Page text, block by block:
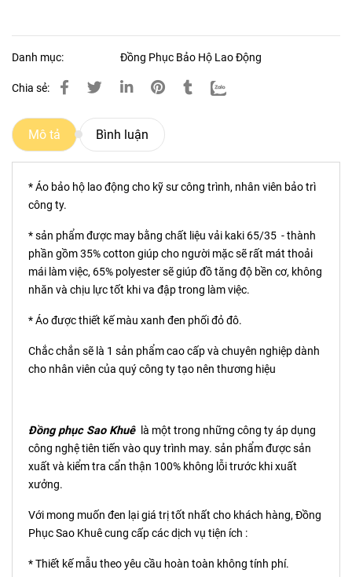
Danh mục: Đồng Phục Bảo Hộ Lao Động
Chia sẻ:
Mô tả Bình luận
* Áo bảo hộ lao động cho kỹ sư công trình, nhân viên bảo trì
công ty.
* sản phẩm được may bằng chất liệu vải kaki 65/35 - thành
phần gồm 35% cotton giúp cho người mặc sẽ rất mát thoải
mái làm việc, 65% polyester sẽ giúp đồ tăng độ bền cơ, không
nhăn và chịu lực tốt khi va đập trong làm việc.
* Áo được thiết kế màu xanh đen phối đỏ đô.
Chắc chắn sẽ là 1 sản phẩm cao cấp và chuyên nghiệp dành
cho nhân viên của quý công ty tạo nên thương hiệu
Đồng phục Sao Khuê là một trong những công ty áp dụng
công nghệ tiên tiến vào quy trình may. sản phẩm được sản
xuất và kiểm tra cẩn thận 100% không lỗi trước khi xuất
xưởng.
Với mong muốn đen lại giá trị tốt nhất cho khách hàng, Đồng
Phục Sao Khuê cung cấp các dịch vụ tiện ích :
* Thiết kế mẫu theo yêu cầu hoàn toàn không tính phí.